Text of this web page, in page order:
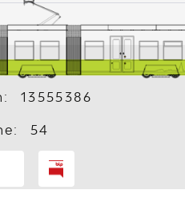
13555386
54